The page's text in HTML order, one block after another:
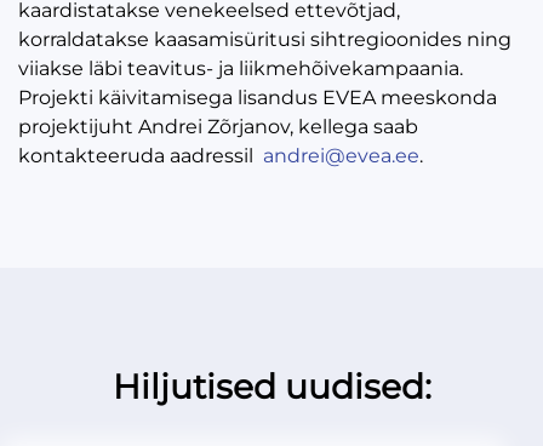
kaardistatakse venekeelsed ettevõtjad,
korraldatakse kaasamisüritusi sihtregioonides ning
viiakse läbi teavitus- ja liikmehõivekampaania.
Projekti käivitamisega lisandus EVEA meeskonda
projektijuht Andrei Zõrjanov, kellega saab
kontakteeruda aadressil andrei@evea.ee.
Hiljutised uudised: